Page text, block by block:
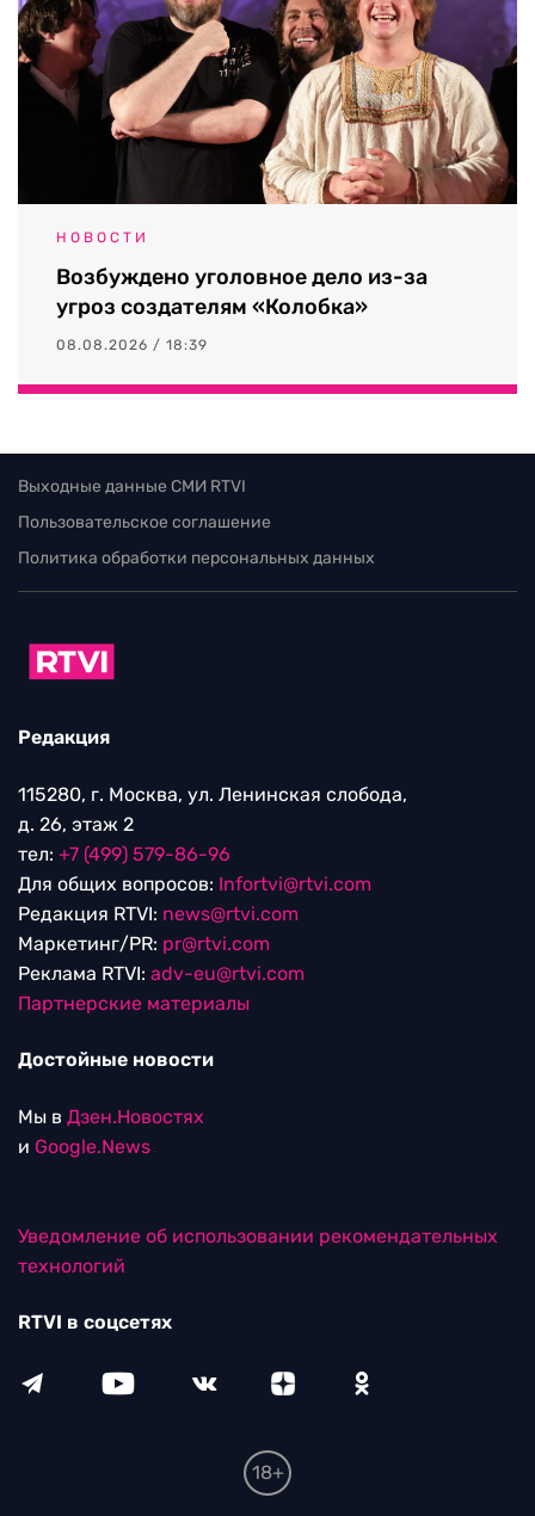
НОВОСТИ
Возбуждено уголовное дело из-за
угроз создателям «Колобка»
08.08.2026 / 18:39
Выходные данные СМИ RTVI
Пользовательское соглашение
Политика обработки персональных данных
Редакция
115280, г. Москва, ул. Ленинская слобода,
д. 26, этаж 2
тел: +7 (499) 579-86-96
Для общих вопросов: Infortvi@rtvi.com
Редакция RTVI: news@rtvi.com
Маркетинг/PR: pr@rtvi.com
Реклама RTVI: adv-eu@rtvi.com
Партнерские материалы
Достойные новости
Мы в Дзен.Новостях
и Google.News
Уведомление об использовании рекомендательных
технологий
RTVI в соцсетях
18+